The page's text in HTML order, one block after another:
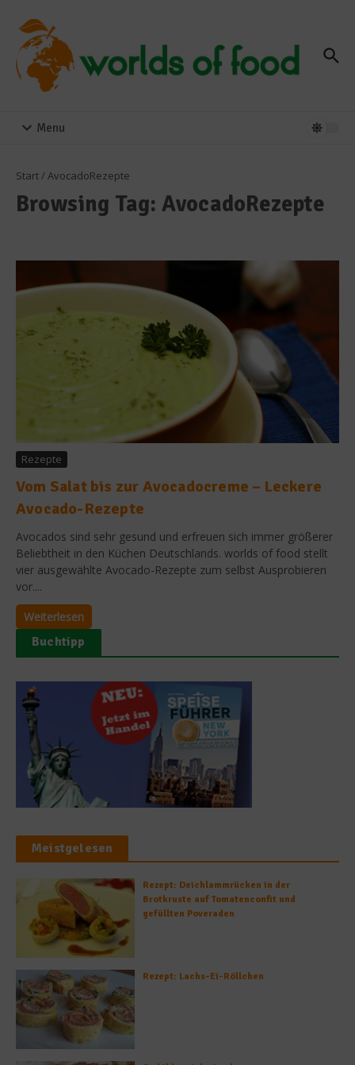
Menu
Start/ AvocadoRezepte
Browsing Tag: AvocadoRezepte
Rezepte
Vom Salat bis zur Avocadocreme – Leckere
Avocado-Rezepte
Avocados sind sehr gesund und erfreuen sich immer größerer
Beliebtheit in den Küchen Deutschlands. worlds of food stellt
vier ausgewählte Avocado-Rezepte zum selbst Ausprobieren
vor....
Weiterlesen
Buchtipp
Meistgelesen
Rezept: Deichlammrücken in der
Brotkruste auf Tomatenconfit und
gefüllten Poveraden
Rezept: Lachs-Ei-Röllchen